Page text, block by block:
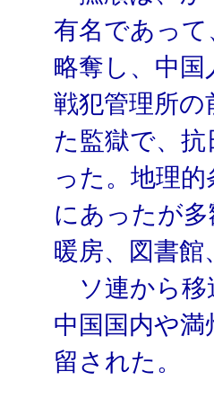
有名であって
略奪し、中
戦犯管理所
た監獄で、
った。地理
にあったが
暖房、図書
ソ連から移
中国国内や満
留された。